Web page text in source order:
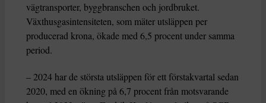
vägtransporter, byggbranschen och jordbruket.
Växthusgasintensiteten, som mäter utsläppen per
producerad krona, ökade med 6,5 procent under samma
period.
– 2024 har de största utsläppen för ett förstakvartal sedan
2020, med en ökning på 6,7 procent från motsvarande